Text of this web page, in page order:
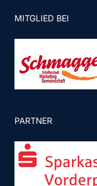
MITGLIED BEI
PARTNER